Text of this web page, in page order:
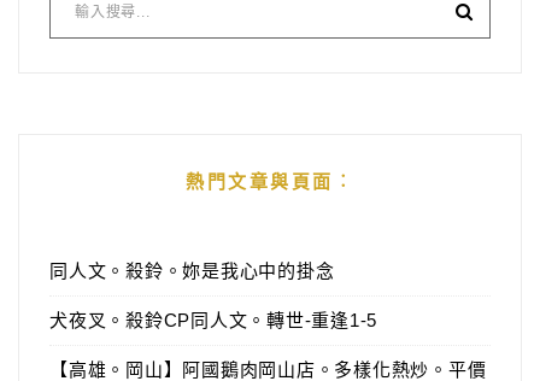
熱門文章與頁面︰
同人文。殺鈴。妳是我心中的掛念
犬夜叉。殺鈴CP同人文。轉世-重逢1-5
【高雄。岡山】阿國鵝肉岡山店。多樣化熱炒。平價